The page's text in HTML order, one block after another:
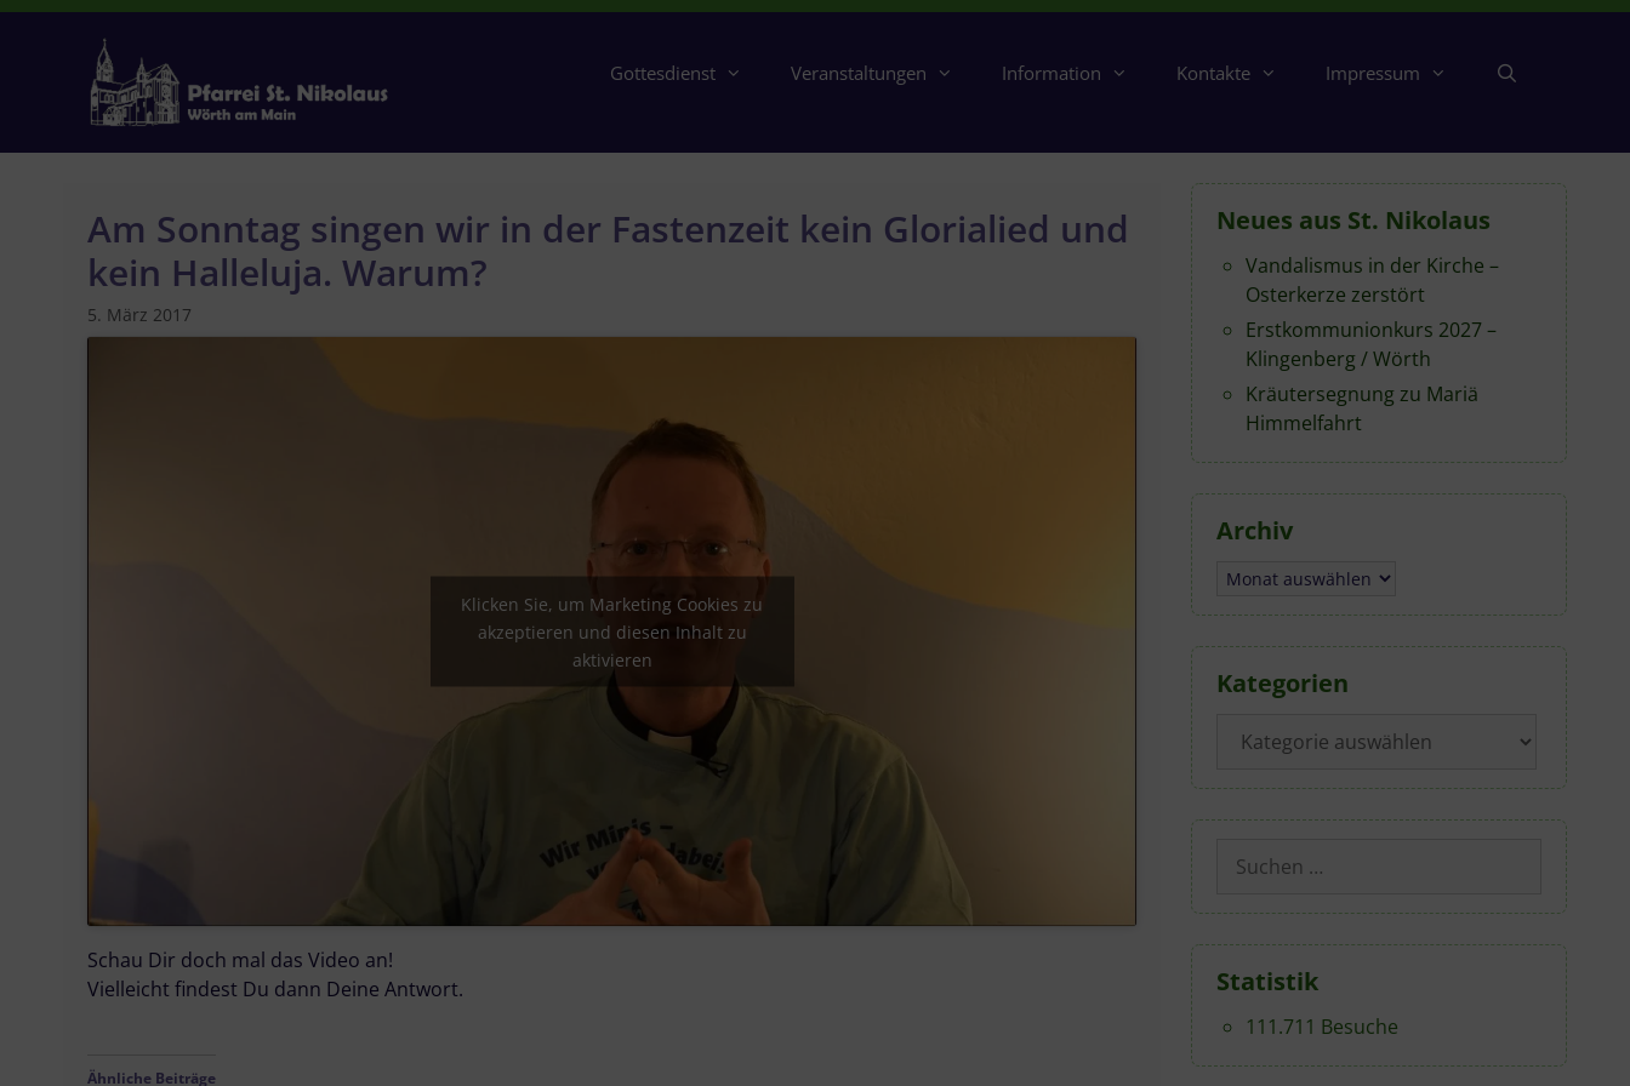
Zum
Gottesdienst Veranstaltungen Information Kontakte Impressum
Am Sonntag singen wir in der Fastenzeit kein Glorialied und
kein Halleluja. Warum?
5. März 2017
Klicken Sie, um Marketing Cookies zu
akzeptieren und diesen Inhalt zu
aktivieren
Schau Dir doch mal das Video an!
Vielleicht findest Du dann Deine Antwort.
Ähnliche Beiträge
Neues aus St. Nikolaus
Vandalismus in der Kirche –
Osterkerze zerstört
Erstkommunionkurs 2027 –
Klingenberg / Wörth
Kräutersegnung zu Mariä
Himmelfahrt
Archiv
Archiv
Kategorien
Suchen
nach:
Statistik
111.711 Besuche